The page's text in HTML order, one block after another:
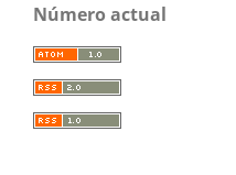
Número actual